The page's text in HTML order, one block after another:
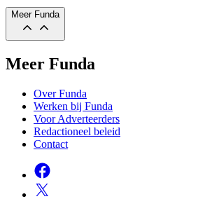
Meer Funda
Meer Funda
Over Funda
Werken bij Funda
Voor Adverteerders
Redactioneel beleid
Contact